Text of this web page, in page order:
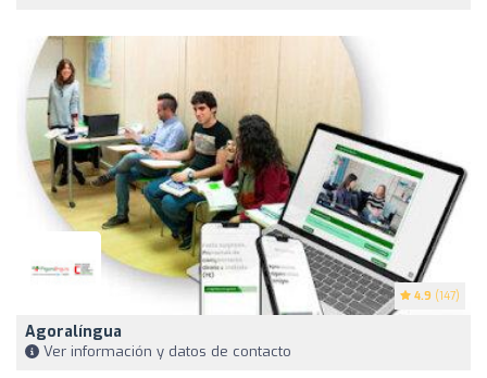
4.9 (147)
Agoralíngua
Ver información y datos de contacto